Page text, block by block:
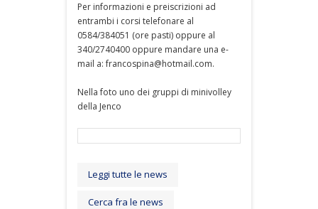
Per informazioni e preiscrizioni ad
entrambi i corsi telefonare al
0584/384051 (ore pasti) oppure al
340/2740400 oppure mandare una e-
mail a: francospina@hotmail.com.
Nella foto uno dei gruppi di minivolley
della Jenco
Leggi tutte le news
Cerca fra le news